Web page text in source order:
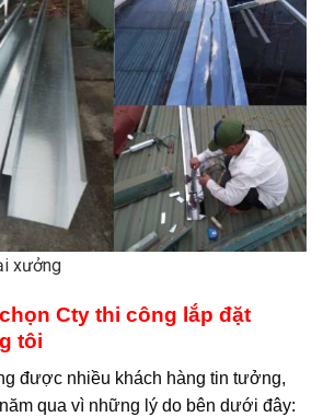
xưởng
Cty thi công lắp đặt
tôi
được nhiều khách hàng tin tưởng,
qua vì những lý do bên dưới đây: